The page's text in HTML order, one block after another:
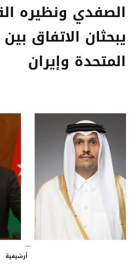
الصفدي ونظيره
يبحثان الاتفاق بين
المتحدة وإيران
أرشيفية